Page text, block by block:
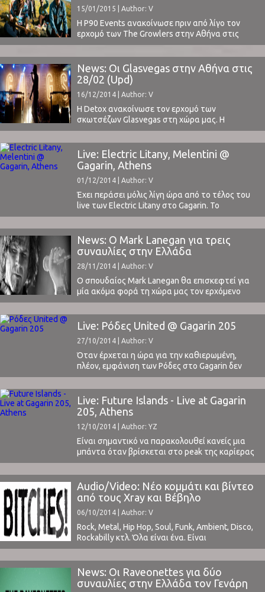
15/01/2015 | Author: V
Η P90 Events ανακοίνωσε πριν από λίγο τον
ερχομό των The Growlers στην Αθήνα στις
16/04 (Gagarin 205), στη Θεσσαλονίκη στις
17/04 (Pricipal Club Theatre) και στο Βόλο στις
18/04 (Lab Art).Εισιτήρια προπωλούνται εδώ. Για
τα δύο πρώτα live, τα πρώτα 100 εισιτήρια
κοστίζουν €19 και στη συνέχεια €22, ενώ ...
News: Οι Glasvegas στην Αθήνα στις
28/02 (Upd)
16/12/2014 | Author: V
H Detox ανακοίνωσε τον ερχομό των
σκωτσέζων Glasvegas στη χώρα μας. Η
συναυλία θα γίνει στο Gagarin 205 στην Αθήνα,
στις 28 Φλεβάρη, ενώ τα εισητήρια κοστίζουν
23-25 Ευρώ.Δείτε την ανακοίνωση: 28
ΦΕΒΡΟΥΑΡΙΟΥ 2015 GAGARIN GLASVEGAS Οι
Glasvegas για πρώτη φορά στην Ελλάδα! Το
Σάββατο 28 Φεβρουαρίου 2015 ...
Live: Electric Litany, Melentini @
Gagarin, Athens
01/12/2014 | Author: V
Έχει περάσει μόλις λίγη ώρα από το τέλος του
live των Electric Litany στο Gagarin. Το
τελευταίο από την μίνι περιοδεία τεσσάρων
εμφανίσεων στην Ελλάδα. Ο λόγος που
γράφεται η κριτική τόσο σύντομα, είναι η
ανάγκη να κρατηθεί ζωντανή στο μυαλό για
λίγο ακόμα η εμπειρία που ζήσαμε χθές. Καθώς
δεν ...
News: Ο Mark Lanegan για τρεις
συναυλίες στην Ελλάδα
28/11/2014 | Author: V
Ο σπουδαίος Mark Lanegan θα επισκεφτεί για
μία ακόμα φορά τη χώρα μας τον ερχόμενο
Μάρτιο για τρεις συναυλίες στην Αθήνα, την
Θεσσαλονίκη και το Βόλο. Διαβάστε πιο κάτω
την επίσημη
ανακοίνωση Doledrums presentsMARK
LANEGAN BAND mini tourΠΕΜΠΤΗ 19
ΜΑΡΤΙΟΥ Gagarin Τιμή εισιτηρίου: 20 ευρώ για
περιορισμενα εισιτήρια/25 προπώληση/28
πόρτα Παρασκευή 20 Μαρτίου Principal ...
Live: Ρόδες United @ Gagarin 205
27/10/2014 | Author: V
Όταν έρχεται η ώρα για την καθιερωμένη,
πλέον, εμφάνιση των Ρόδες στο Gagarin δεν
γίνεται να μην πάμε. Η αλήθεια είναι ότι στα live
του Νικήτα Κλιντ ξέρει κανείς ότι εγγυημένα θα
ακούσει πολύ ποιοτική μουσική, θα χορέψει
μέχρι τελικής πτώσεως και θα διασκεδάσει.
Έτσι έγινε όλες τις άλλες φορές ...
Live: Future Islands - Live at Gagarin
205, Athens
12/10/2014 | Author: YZ
Είναι σημαντικό να παρακολουθεί κανείς μια
μπάντα όταν βρίσκεται στο peak της καρίερας
της. Και βέβαια peak δε σημαίνει απαραίτητα
ότι βρίσκεται στην καλύτερη περίοδό της
δημιουργικά, αλλά έναν συνδυασμό
παραγόντων όπως κάποια εμφάνιση σε live ή
στην τηλεόραση κ.α..To 2014 είναι η χρονιά -
ορόσημο για τους Future Islands. ...
Audio/Video: Νέο κομμάτι και βίντεο
από τους Xray και Βέβηλο
06/10/2014 | Author: V
Rock, Metal, Hip Hop, Soul, Funk, Ambient, Disco,
Rockabilly κτλ. Όλα είναι ένα. Είναι
μουσική.Απλά αυτές οι λέξεις υπάρχουν για να
μπορούμε να συνεννοούμαστε μεταξύ μας πιο
γρήγορα. Να μην χρειάζεται να περιγράφουμε
κάθε φορά αναλυτικά τον ήχο μιας άγνωστης
News: Οι Raveonettes για δύο
συναυλίες στην Ελλάδα τον Γενάρη